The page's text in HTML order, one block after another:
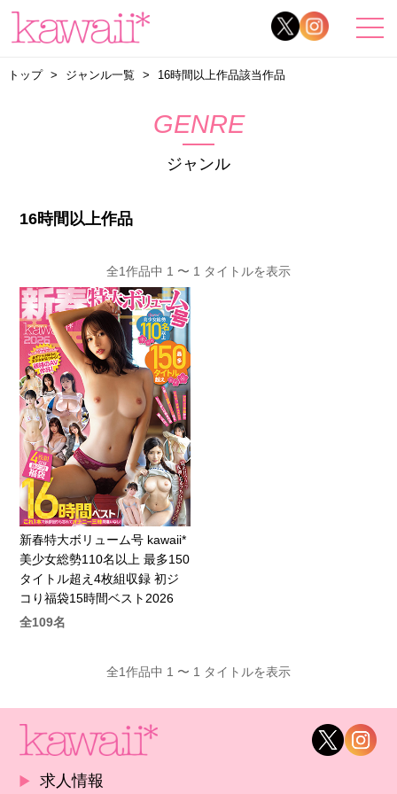
トップ ジャンル一覧 16時間以上作品該当作品
GENRE
ジャンル
16時間以上作品
全1作品中 1 〜 1 タイトルを表示
新春特大ボリューム号 kawaii*
美少女総勢110名以上 最多150
タイトル超え4枚組収録 初ジ
コり福袋15時間ベスト2026
全109名
全1作品中 1 〜 1 タイトルを表示
求人情報